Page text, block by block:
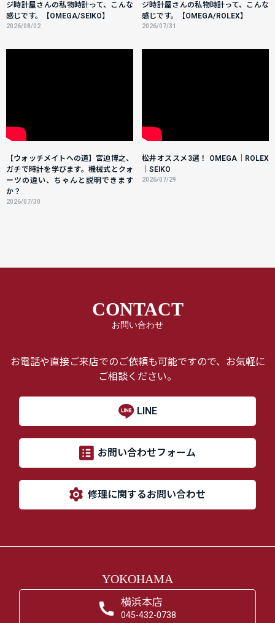
ジ時計屋さんの私物時計って、こんな
感じです。【OMEGA/SEIKO】
2026/08/02
ジ時計屋さんの私物時計って、こんな
感じです。【OMEGA/ROLEX】
2026/07/31
【ウォッチメイトへの道】宮迫博之、
ガチで時計を学びます。機械式とクォ
ーツの違い、ちゃんと説明できます
か？
2026/07/30
松井オススメ3選！ OMEGA｜ROLEX
｜SEIKO
2026/07/29
CONTACT
お問い合わせ
お電話や直接ご来店でのご依頼も可能ですので、お気軽に
ご相談ください。
LINE
お問い合わせフォーム
修理に関するお問い合わせ
YOKOHAMA
横浜本店
045-432-0738